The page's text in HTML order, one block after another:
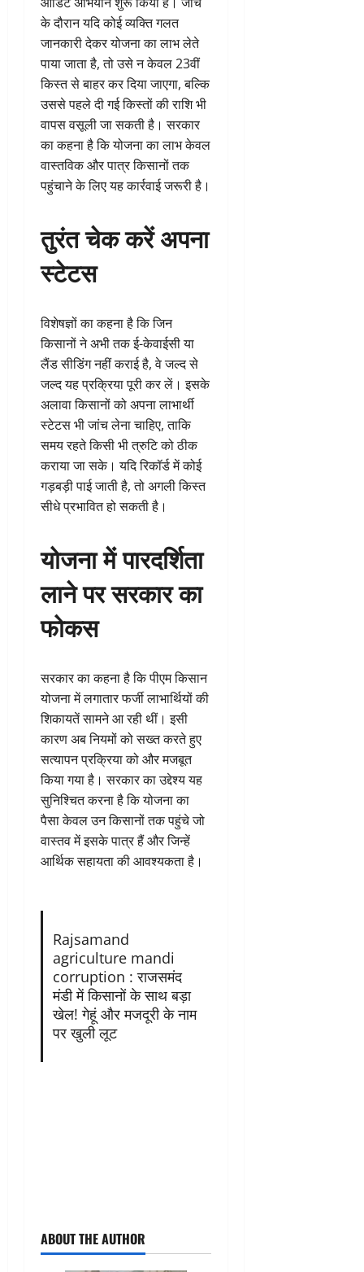
के दौरान यदि कोई व्यक्ति गलत
जानकारी देकर योजना का लाभ लेते
पाया जाता है, तो उसे न केवल 23वीं
किस्त से बाहर कर दिया जाएगा, बल्कि
उससे पहले दी गई किस्तों की राशि भी
वापस वसूली जा सकती है। सरकार
का कहना है कि योजना का लाभ केवल
वास्तविक और पात्र किसानों तक
पहुंचाने के लिए यह कार्रवाई जरूरी है।
तुरंत चेक करें अपना
स्टेटस
विशेषज्ञों का कहना है कि जिन
किसानों ने अभी तक ई-केवाईसी या
लैंड सीडिंग नहीं कराई है, वे जल्द से
जल्द यह प्रक्रिया पूरी कर लें। इसके
अलावा किसानों को अपना लाभार्थी
स्टेटस भी जांच लेना चाहिए, ताकि
समय रहते किसी भी त्रुटि को ठीक
कराया जा सके। यदि रिकॉर्ड में कोई
गड़बड़ी पाई जाती है, तो अगली किस्त
सीधे प्रभावित हो सकती है।
योजना में पारदर्शिता
लाने पर सरकार का
फोकस
सरकार का कहना है कि पीएम किसान
योजना में लगातार फर्जी लाभार्थियों की
शिकायतें सामने आ रही थीं। इसी
कारण अब नियमों को सख्त करते हुए
सत्यापन प्रक्रिया को और मजबूत
किया गया है। सरकार का उद्देश्य यह
सुनिश्चित करना है कि योजना का
पैसा केवल उन किसानों तक पहुंचे जो
वास्तव में इसके पात्र हैं और जिन्हें
आर्थिक सहायता की आवश्यकता है।
Rajsamand
agriculture mandi
corruption : राजसमंद
मंडी में किसानों के साथ बड़ा
खेल! गेहूं और मजदूरी के नाम
पर खुली लूट
ABOUT THE AUTHOR